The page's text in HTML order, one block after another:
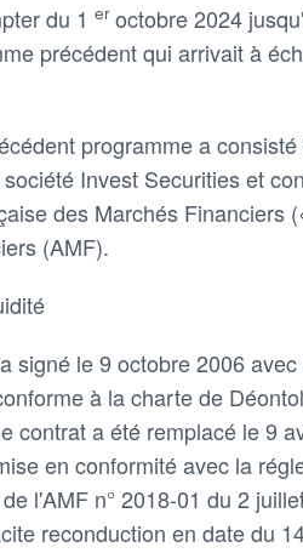
du 1 er octobre 2024
précédent qui arrivait à
programme a
Invest Securities et
des Marchés Financiers
(AMF).
signé le 9 octobre 2006
à la charte de
contrat a été remplacé le 9
en conformité avec la
l'AMF n° 2018-01 du 2
reconduction en date du